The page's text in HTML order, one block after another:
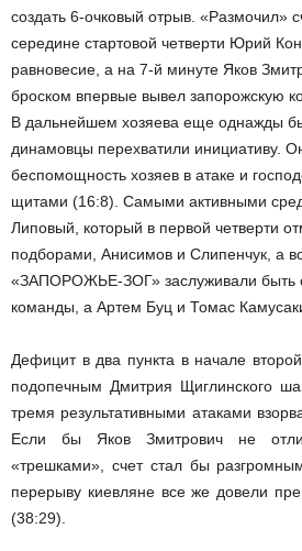
создать 6-очковый отрыв. «Размочил»
середине стартовой четверти Юрий
равновесие, а на 7-й минуте Яков
броском впервые вывел запорожскую
В дальнейшем хозяева еще однажды
динамовцы перехватили инициативу.
беспомощность хозяев в атаке и
щитами (16:8). Самыми активными
Липовый, который в первой четверти
подборами, Анисимов и Слипенчук, а
«ЗАПОРОЖЬЕ-ЗОГ» заслуживали быть
команды, а Артем Буц и Томас
Дефицит в два пункта в начале
подопечным Дмитрия Щиглинского
тремя результативными атаками
Если бы Яков Змитрович не
«трешками», счет стал бы
перерыву киевляне все же довели
(38:29).